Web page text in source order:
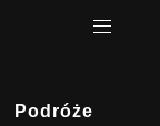
Podróże